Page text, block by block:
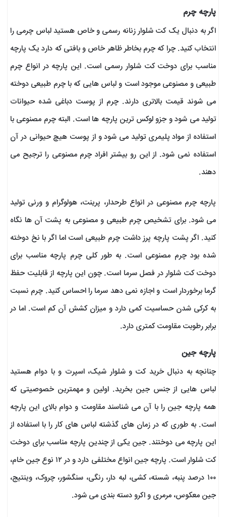
پارچه چرم
اگر به دنبال یک کت شلوار زنانه رسمی و خاص هستید لباس چرمی را
انتخاب کنید. چرا که چرم بخاطر ظاهر خاص و بافتی که دارد یک پارچه
مناسب برای دوخت کت شلوار رسمی است. این پارچه در انواع چرم
طبیعی و مصنوعی موجود است و لباس هایی که با چرم طبیعی دوخته
می شوند قیمت بالاتری دارند. چرم از پوست دباغی شده حیوانات
تولید می شود و جزو لوکس ترین پارچه ها است. البته چرم مصنوعی با
استفاده از مواد پلیمری تولید می شود و از پوست هیچ حیوانی در آن
استفاده نمی شود. از این رو بیشتر افراد چرم مصنوعی را ترجیح می
دهند.
پارچه چرم مصنوعی در انواع طرحدار، پرینت، هولوگرام و ورنی تولید
می شود. برای تشخیص چرم طبیعی و مصنوعی به پشت آن ها نگاه
کنید. اگر پشت پارچه پرز داشت چرم طبیعی است اما اگر با نخ دوخته
شده بود چرم مصنوعی است. به طور کلی چرم پارچه مناسب برای
دوخت کت شلوار در فصل سرما است. چون این پارچه از قابلیت حفظ
گرما برخوردار است و اجازه نمی دهد سرما را احساس کنید. چرم نسبت
به کرکی شدن حساسیت کمی دارد و میزان کشش آن کم است. اما در
برابر رطوبت مقاومت کمتری دارد.
پارچه جین
چنانچه به دنبال خرید کت و شلوار شیک، اسپرت و با دوام هستید
لباس هایی از جنس جین بخرید. اولین و مهمترین خصوصیتی که
همه پارچه جین را با آن می شناسند مقاومت و دوام بالای این پارچه
است. به طوری که در زمان های گذشته لباس های کار را با استفاده از
این پارچه می دوختند. جین یکی از چندین پارچه مناسب برای دوخت
کت شلوار است. پارچه جین انواع مختلفی دارد و در ۱۲ نوع جین خام،
۱۰۰ درصد پنبه، شسته، کشی، لبه دار، رنگی، سنگشور، چروک، وینتیج،
جین معکوس، مرمری و اکرو دسته بندی می شود.